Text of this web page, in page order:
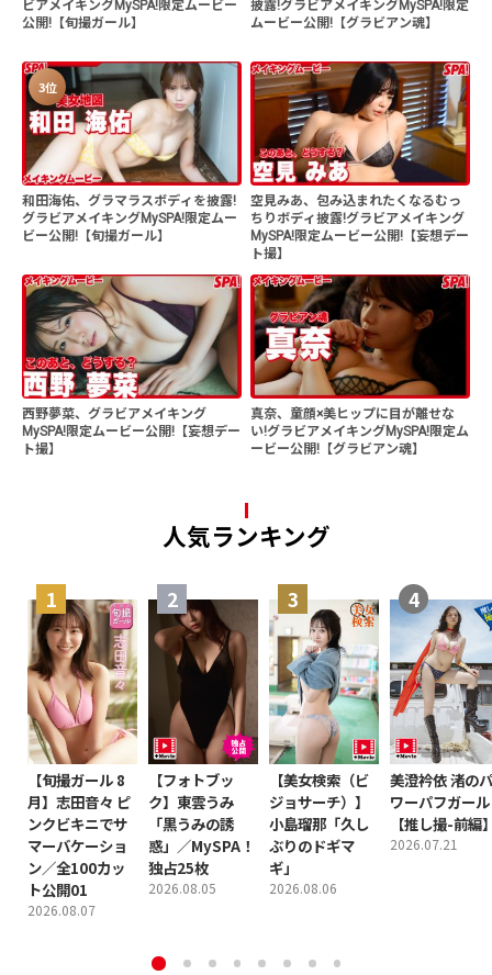
ビアメイキングMySPA!限定ムービー
公開!【旬撮ガール】
披露!グラビアメイキングMySPA!限定
ムービー公開!【グラビアン魂】
3位
和田海佑、グラマラスボディを披露!
グラビアメイキングMySPA!限定ムー
ビー公開!【旬撮ガール】
空見みあ、包み込まれたくなるむっ
ちりボディ披露!グラビアメイキング
MySPA!限定ムービー公開!【妄想デー
ト撮】
西野夢菜、グラビアメイキング
MySPA!限定ムービー公開!【妄想デー
ト撮】
真奈、童顔×美ヒップに目が離せな
い!グラビアメイキングMySPA!限定ム
ービー公開!【グラビアン魂】
人気ランキング
【旬撮ガール 8
月】志田音々 ピ
ンクビキニでサ
マーバケーショ
ン／全100カッ
ト公開01
2026.08.07
【フォトブッ
ク】東雲うみ
「黒うみの誘
惑」／MySPA！
独占25枚
2026.08.05
【美女検索（ビ
ジョサーチ）】
小島瑠那「久し
ぶりのドギマ
ギ」
2026.08.06
美澄衿依 渚のパ
ワーパフガール
【推し撮-前編
2026.07.21